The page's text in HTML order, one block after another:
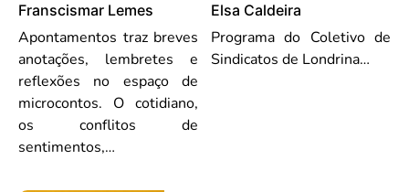
Franscismar Lemes
Apontamentos traz breves
anotações, lembretes e
reflexões no espaço de
microcontos. O cotidiano,
os conflitos de
sentimentos,…
Elsa Caldeira
Programa do Coletivo de
Sindicatos de Londrina…